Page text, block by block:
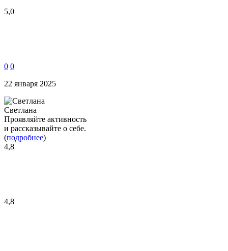
5,0
0 0
22 января 2025
Светлана
Проявляйте активность
и рассказывайте о себе.
(подробнее)
4,8
4,8